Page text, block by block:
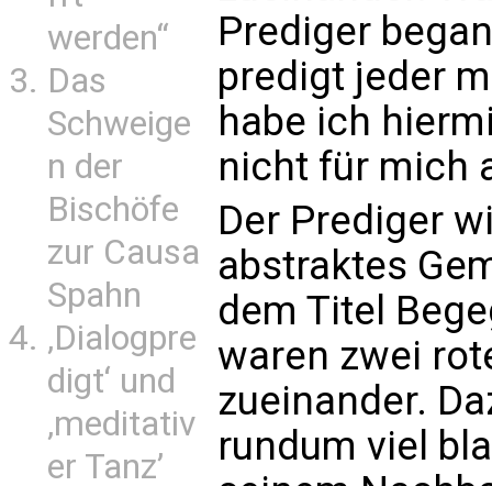
werden“
Das
Schweige
n der
Bischöfe
zur Causa
Spahn
‚Dialogpre
digt‘ und
‚meditativ
er Tanz’
Prediger
predigt jeder
habe ich
nicht für mich
Der Prediger
abstraktes
dem Titel
waren zwei
zueinander.
rundum viel